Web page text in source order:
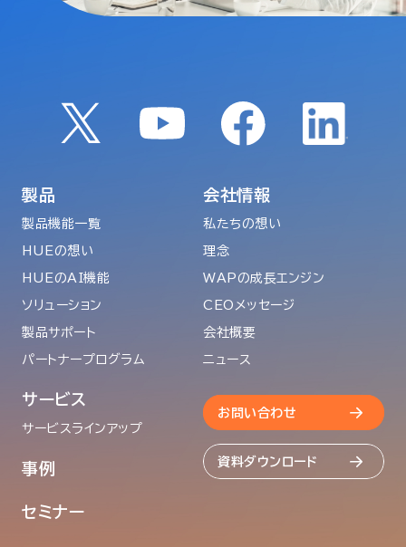
製品
製品機能一覧
HUEの想い
HUEのAI機能
ソリューション
製品サポート
パートナープログラム
サービス
サービスラインアップ
事例
セミナー
会社情報
私たちの想い
理念
WAPの成長エンジン
CEOメッセージ
会社概要
ニュース
お問い合わせ
資料ダウンロード